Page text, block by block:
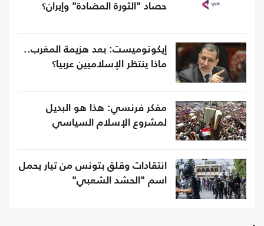
حصاد "الثورة المضادة" وإيران؟
إيكونوميست: بعد هزيمة المغرب..
ماذا ينتظر الإسلاميين عربيا؟
مفكر فرنسي: هذا هو البديل
لمشروع الإسلام السياسي
انتقادات وقلق بتونس من تيار يحمل
اسم "الحشد الشعبي"